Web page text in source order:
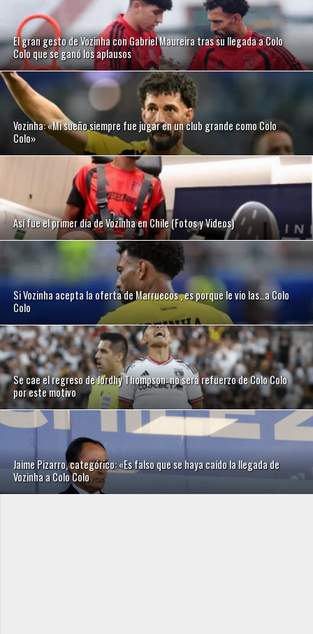
El gran gesto de Vozinha con Gabriel Maureira tras su llegada a Colo
Colo que se ganó los aplausos
Vozinha: «Mi sueño siempre fue jugar en un club grande como Colo
Colo»
Así fue el primer día de Vozinha en Chile (Fotos y Videos)
Si Vozinha acepta la oferta de Marruecos , es porque le vio las…a Colo
Colo
Se cae el regreso de Jordhy Thompson: no será refuerzo de Colo Colo
por este motivo
Jaime Pizarro, categórico: «Es falso que se haya caído la llegada de
Vozinha a Colo Colo